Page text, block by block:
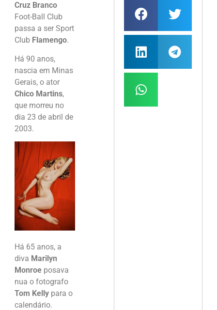
Cruz Branco
Foot-Ball Club
passa a ser Sport
Club Flamengo.
Há 90 anos,
nascia em Minas
Gerais, o ator
Chico Martins,
que morreu no
dia 23 de abril de
2003.
Há 65 anos, a
diva Marilyn
Monroe posava
nua o fotografo
Tom Kelly para o
calendário.